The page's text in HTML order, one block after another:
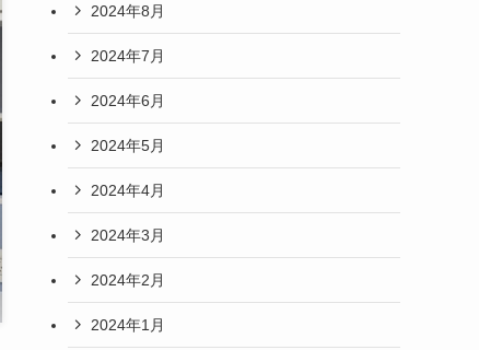
2024年8月
2024年7月
2024年6月
2024年5月
2024年4月
2024年3月
2024年2月
2024年1月